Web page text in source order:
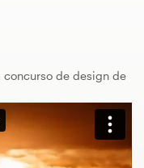
de design de